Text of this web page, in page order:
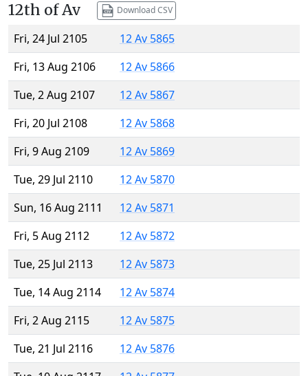
12th of Av Download CSV
Fri, 24 Jul 2105
12 Av 5865
Fri, 13 Aug 2106
12 Av 5866
Tue, 2 Aug 2107
12 Av 5867
Fri, 20 Jul 2108
12 Av 5868
Fri, 9 Aug 2109
12 Av 5869
Tue, 29 Jul 2110
12 Av 5870
Sun, 16 Aug 2111
12 Av 5871
Fri, 5 Aug 2112
12 Av 5872
Tue, 25 Jul 2113
12 Av 5873
Tue, 14 Aug 2114
12 Av 5874
Fri, 2 Aug 2115
12 Av 5875
Tue, 21 Jul 2116
12 Av 5876